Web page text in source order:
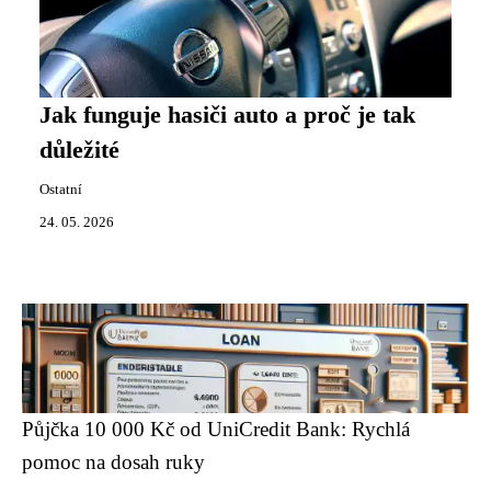
Jak funguje hasiči auto a proč je tak
důležité
Ostatní
24. 05. 2026
Půjčka 10 000 Kč od UniCredit Bank: Rychlá
pomoc na dosah ruky